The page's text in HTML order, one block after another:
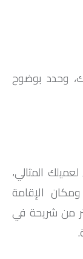
وحدد بوضوح
المثالي،
الإقامة
من شريحة في